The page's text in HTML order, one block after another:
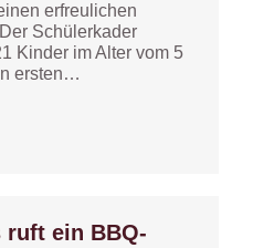
erfreulichen
Schülerkader
Kinder im Alter vom 5
ersten…
ruft ein BBQ-